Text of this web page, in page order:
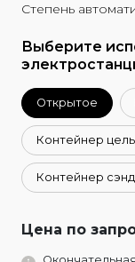
Степень
Выберите
Открытое
Контейнер
Контейнер
Цена по